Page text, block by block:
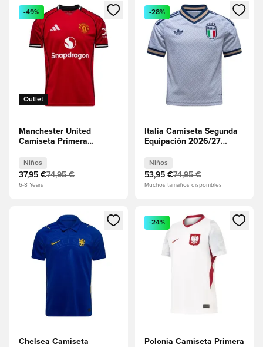
Abre un modal para iniciar sesión o registrarse como
Outlet
-49%
Manchester United
Camiseta Primera
Niños
Niños
37,95 €74,95 €
6-8 Years
Abre un modal para iniciar
-28%
Italia Camiseta Segunda
Equipación 2026/27
Niños
53,95 €74,95 €
Muchos tamaños disponibles
Abre un modal para iniciar sesión o registrarse como
Chelsea Camiseta
Abre un modal para iniciar
-24%
Polonia Camiseta Primera